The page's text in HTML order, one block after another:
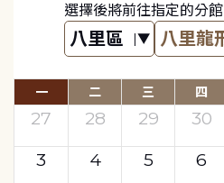
選擇後將前往指定的分館
一 二 三 四
27 28 29 30
3
4 5 6